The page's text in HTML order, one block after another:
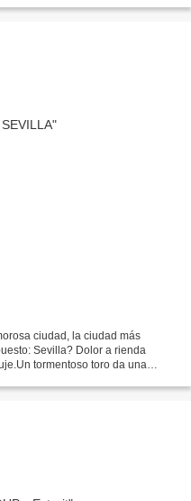
ciudad, la ciudad más
Sevilla? Dolor a rienda
tormentoso toro da una